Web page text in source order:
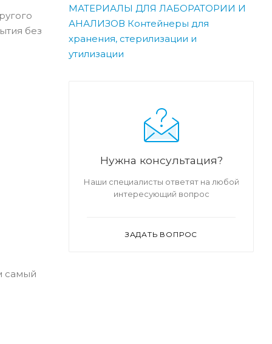
без
самый
МАТЕРИАЛЫ ДЛЯ ЛАБОРАТОРИИ И
АНАЛИЗОВ Контейнеры для
хранения, стерилизации и
утилизации
Нужна консультация?
Наши специалисты ответят на любой
интересующий вопрос
ЗАДАТЬ ВОПРОС